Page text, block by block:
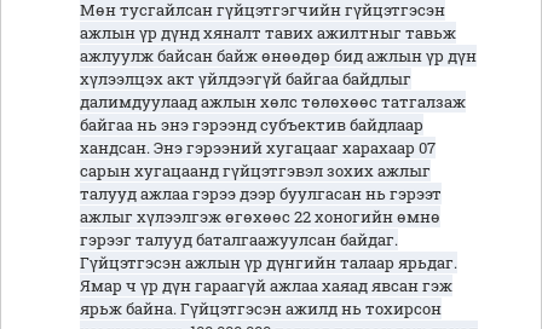
Мөн тусгайлсан гүйцэтгэгчийн гүйцэтгэсэн
ажлын үр дүнд хяналт тавих ажилтныг тавьж
ажлуулж байсан байж өнөөдөр бид ажлын үр дүн
хүлээлцэх акт үйлдээгүй байгаа байдлыг
далимдуулаад ажлын хөлс төлөхөөс татгалзаж
байгаа нь энэ гэрээнд субъектив байдлаар
хандсан. Энэ гэрээний хугацааг харахаар 07
сарын хугацаанд гүйцэтгэвэл зохих ажлыг
талууд ажлаа гэрээ дээр буулгасан нь гэрээт
ажлыг хүлээлгэж өгөхөөс 22 хоногийн өмнө
гэрээг талууд баталгаажуулсан байдаг.
Гүйцэтгэсэн ажлын үр дүнгийн талаар ярьдаг.
Ямар ч үр дүн гараагүй ажлаа хаяад явсан гэж
ярьж байна. Гүйцэтгэсэн ажилд нь тохирсон